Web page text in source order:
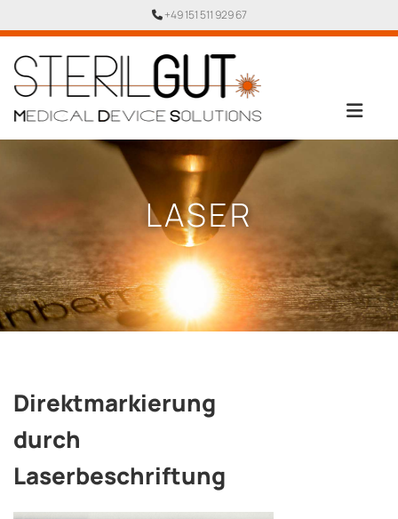
 +49 151 511 929 67
LASER
Direktmarkierung
durch
Laserbeschriftung